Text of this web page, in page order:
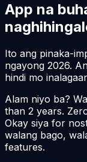
App na
Ito ang pinaka-
ngayong 2026.
hindi mo
Alam niyo ba?
than 2 years.
Okay siya for
walang bago,
features.